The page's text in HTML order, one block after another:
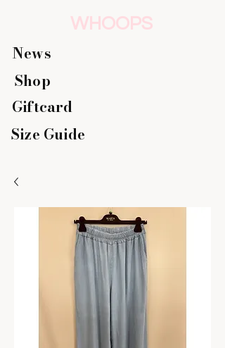
WHOOPS
News
Giftcard
Size Guide
Shop